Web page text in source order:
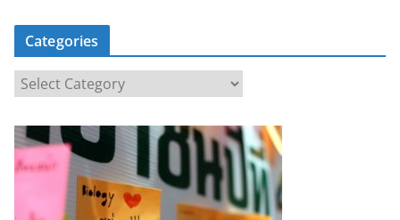
Categories
a
t
e
g